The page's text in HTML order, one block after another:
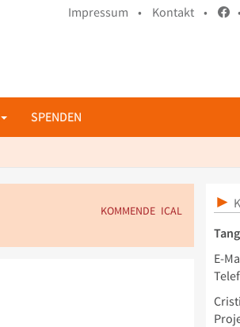
Impressum • Kontakt • •
SPENDEN
KOMMENDE ICAL
E-